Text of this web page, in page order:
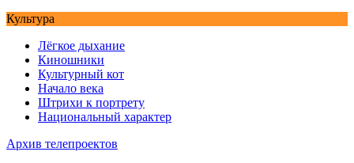
Культура
Лёгкое дыхание
Киношники
Культурный кот
Начало века
Штрихи к портрету
Национальный характер
Архив телепроектов